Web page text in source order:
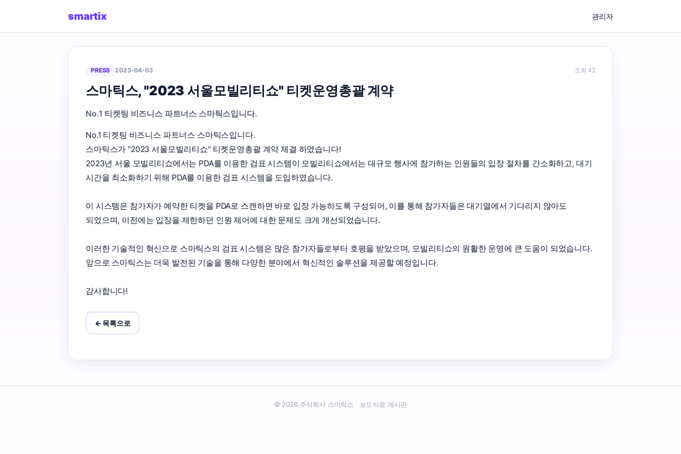
smartix 관리자
PRESS 2023-04-03 조회 42
스마틱스, "2023 서울모빌리티쇼" 티켓운영총괄 계약
No.1 티켓팅 비즈니스 파트너스 스마틱스입니다.
No.1 티켓팅 비즈니스 파트너스 스마틱스입니다.
스마틱스가 "2023 서울모빌리티쇼" 티켓운영총괄 계약 체결 하였습니다!
2023년 서울 모빌리티쇼에서는 PDA를 이용한 검표 시스템이 모빌리티쇼에서는 대규모 행사에 참가하는 인원들의 입장 절차를 간소화하고, 대기
시간을 최소화하기 위해 PDA를 이용한 검표 시스템을 도입하였습니다.
이 시스템은 참가자가 예약한 티켓을 PDA로 스캔하면 바로 입장 가능하도록 구성되어, 이를 통해 참가자들은 대기열에서 기다리지 않아도
되었으며, 이전에는 입장을 제한하던 인원 제어에 대한 문제도 크게 개선되었습니다.
이러한 기술적인 혁신으로 스마틱스의 검표 시스템은 많은 참가자들로부터 호평을 받았으며, 모빌리티쇼의 원활한 운영에 큰 도움이 되었습니다.
앞으로 스마틱스는 더욱 발전된 기술을 통해 다양한 분야에서 혁신적인 솔루션을 제공할 예정입니다.
감사합니다!
← 목록으로
© 2026 주식회사 스마틱스 · 보도자료 게시판